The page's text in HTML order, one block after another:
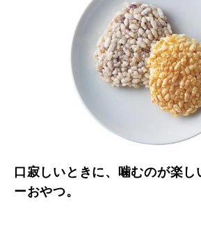
口寂しいときに、噛むのが楽し
ーおやつ。